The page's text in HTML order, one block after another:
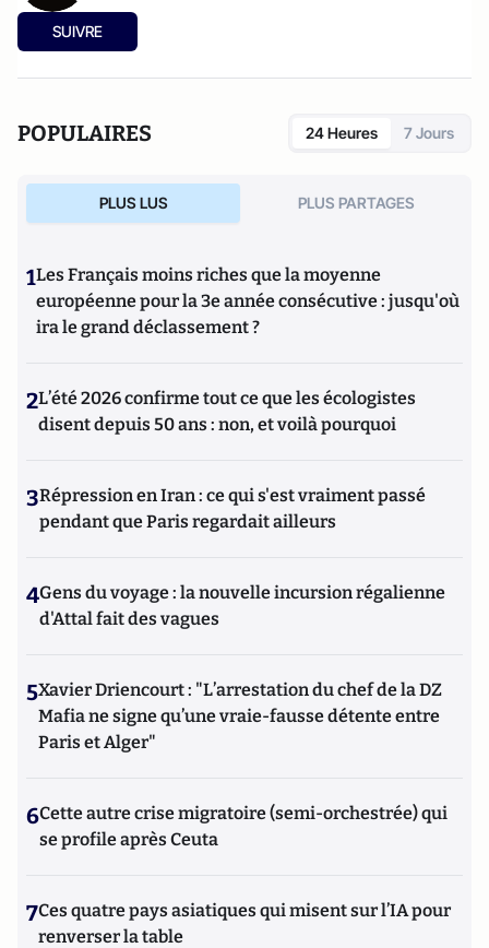
SUIVRE
POPULAIRES 24 Heures 7 Jours
PLUS LUS PLUS PARTAGES
1Les Français moins riches que la moyenne
européenne pour la 3e année consécutive : jusqu'où
ira le grand déclassement ?
2L’été 2026 confirme tout ce que les écologistes
disent depuis 50 ans : non, et voilà pourquoi
3Répression en Iran : ce qui s'est vraiment passé
pendant que Paris regardait ailleurs
4Gens du voyage : la nouvelle incursion régalienne
d'Attal fait des vagues
5Xavier Driencourt : "L’arrestation du chef de la DZ
Mafia ne signe qu’une vraie-fausse détente entre
Paris et Alger"
6Cette autre crise migratoire (semi-orchestrée) qui
se profile après Ceuta
7Ces quatre pays asiatiques qui misent sur l’IA pour
renverser la table